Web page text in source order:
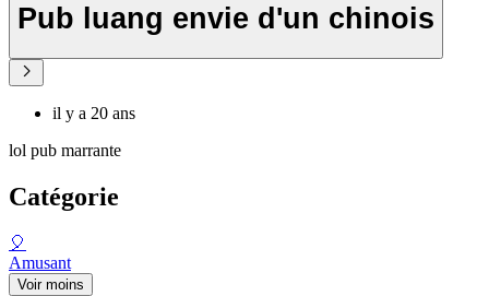
Pub luang envie d'un chinois
il y a 20 ans
lol pub marrante
Catégorie
🎈
Amusant
Voir moins